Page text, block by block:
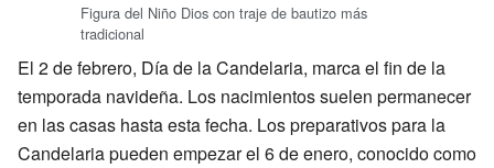
Figura del Niño Dios con traje de bautizo más
tradicional
El 2 de febrero, Día de la Candelaria, marca el fin de la
temporada navideña. Los nacimientos suelen permanecer
en las casas hasta esta fecha. Los preparativos para la
Candelaria pueden empezar el 6 de enero, conocido como